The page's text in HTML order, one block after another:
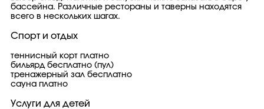
бассейна. Различные рестораны и таверны находятся
всего в нескольких шагах.
Спорт и отдых
теннисный корт платно
бильярд бесплатно (пул)
тренажерный зал бесплатно
сауна платно
Услуги для детей